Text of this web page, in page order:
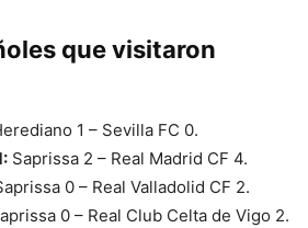
que visitaron
1 – Sevilla FC 0.
Saprissa 2 – Real Madrid CF 4.
0 – Real Valladolid CF 2.
0 – Real Club Celta de Vigo 2.